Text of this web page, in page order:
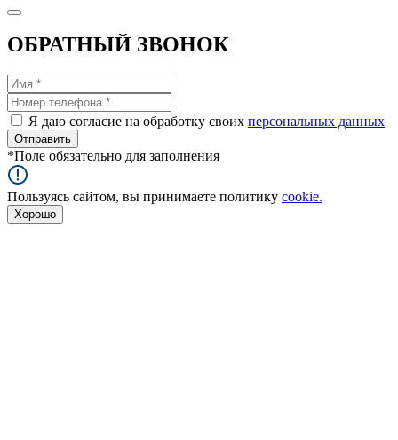
ОБРАТНЫЙ ЗВОНОК
Я даю согласие на обработку своих персональных данных
*Поле обязательно для заполнения
Пользуясь сайтом, вы принимаете политику cookie.
Хорошо